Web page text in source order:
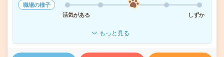
職場の様子
活気がある
しずか
もっと見る